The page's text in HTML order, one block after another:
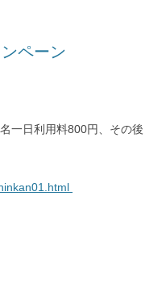
ペーン
一日利用料800円、その後
n01.html